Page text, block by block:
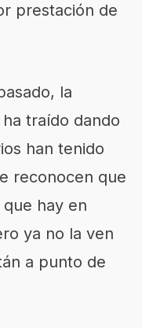
prestación de
la
traído dando
han tenido
reconocen que
hay en
ya no la ven
a punto de